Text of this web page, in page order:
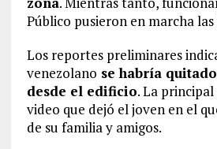
Público pusieron en marcha
Los reportes preliminares
venezolano se habría
desde el edificio. La
video que dejó el joven en el
de su familia y amigos.